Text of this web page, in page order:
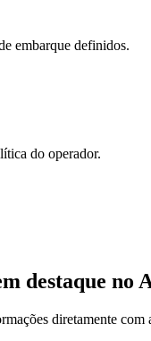
embarque definidos.
do operador.
destaque no
diretamente com